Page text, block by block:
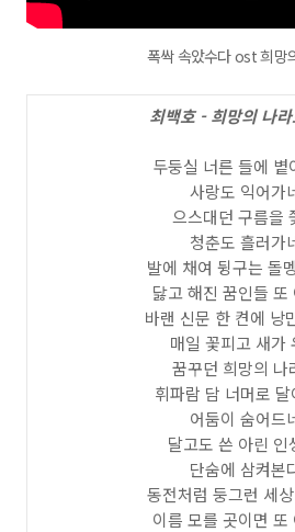
폭싹 속았수다 ost 희망
최백호 - 희망의 나
두둥실 너른 들에 볕
사랑도 익어가
으스대던 구름을
청춘도 흘러가
발에 채여 뒹구는 돌
닳고 해진 꿈인들 또
바랜 신문 한 켠에 낭
매일 꽃피고 새가
꿈꾸던 희망의 나
휘파람 담 너머로 달
어둠이 숨어드
달고도 쓴 아린 인
단숨에 삼켜본
동전처럼 둥그런 세
이름 모를 곳이면 또